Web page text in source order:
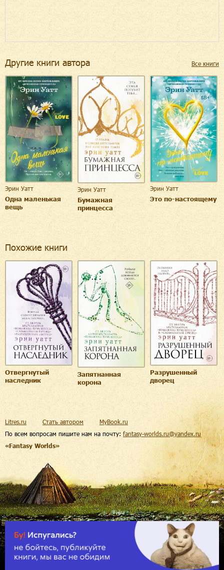
Другие книги автора Все книги
Эрин Уатт
Одна маленькая
вещь
Эрин Уатт
Бумажная
принцесса
Эрин Уатт
Это по-настоящему
Похожие книги
Отвергнутый
наследник
Запятнанная
корона
Разрушенный
дворец
По всем вопросам пишите нам на почту: fantasy-worlds.ru@yandex.ru
«Fantasy Worlds»
Litres.ru Стать автором MyBook.ru